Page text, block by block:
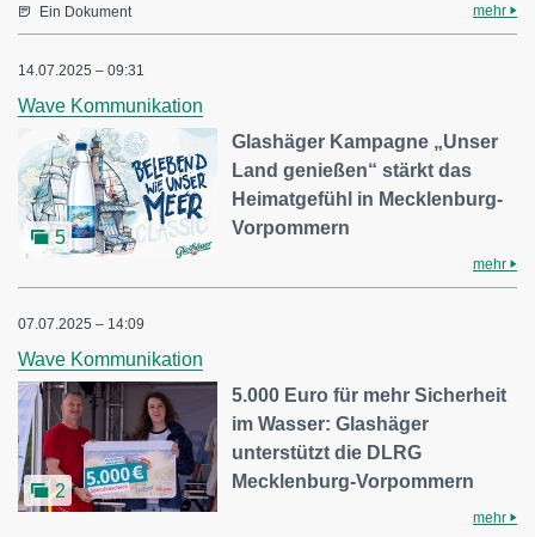
Ein Dokument mehr
14.07.2025 – 09:31
Wave Kommunikation
5
Glashäger Kampagne „Unser
Land genießen“ stärkt das
Heimatgefühl in Mecklenburg-
Vorpommern
mehr
07.07.2025 – 14:09
Wave Kommunikation
2
5.000 Euro für mehr Sicherheit
im Wasser: Glashäger
unterstützt die DLRG
Mecklenburg-Vorpommern
mehr